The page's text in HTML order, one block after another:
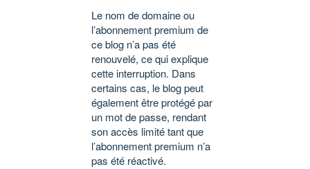
Le nom de domaine ou
l’abonnement premium de
ce blog n’a pas été
renouvelé, ce qui explique
cette interruption. Dans
certains cas, le blog peut
également être protégé par
un mot de passe, rendant
son accès limité tant que
l’abonnement premium n’a
pas été réactivé.